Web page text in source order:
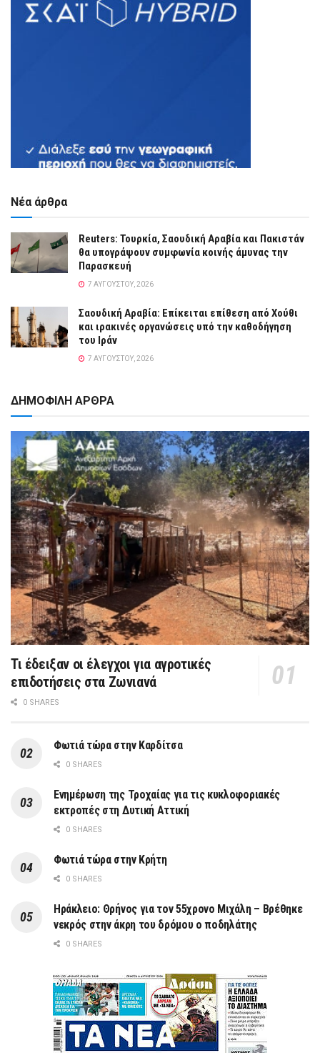
Νέα άρθρα
Reuters: Τουρκία, Σαουδική Αραβία και Πακιστάν
θα υπογράψουν συμφωνία κοινής άμυνας την
Παρασκευή
7 ΑΥΓΟΎΣΤΟΥ, 2026
Σαουδική Αραβία: Επίκειται επίθεση από Χούθι
και ιρακινές οργανώσεις υπό την καθοδήγηση
του Ιράν
7 ΑΥΓΟΎΣΤΟΥ, 2026
ΔΗΜΟΦΙΛΗ ΑΡΘΡΑ
Τι έδειξαν οι έλεγχοι για αγροτικές
επιδοτήσεις στα Ζωνιανά
0 SHARES
Φωτιά τώρα στην Καρδίτσα
0 SHARES
Ενημέρωση της Τροχαίας για τις κυκλοφοριακές
εκτροπές στη Δυτική Αττική
0 SHARES
Φωτιά τώρα στην Κρήτη
0 SHARES
Ηράκλειο: Θρήνος για τον 55χρονο Μιχάλη – Βρέθηκε
νεκρός στην άκρη του δρόμου ο ποδηλάτης
0 SHARES